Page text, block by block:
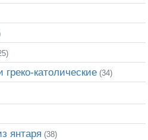
католические (34)
янтаря (38)